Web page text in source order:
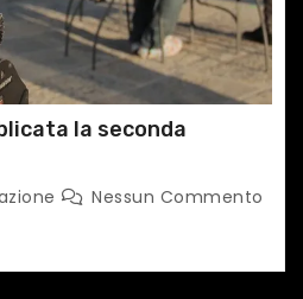
la seconda
Nessun Commento